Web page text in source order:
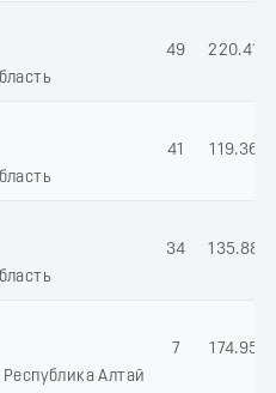
49 220.41
41 119.36
34 135.88
Алтай
7 174.95